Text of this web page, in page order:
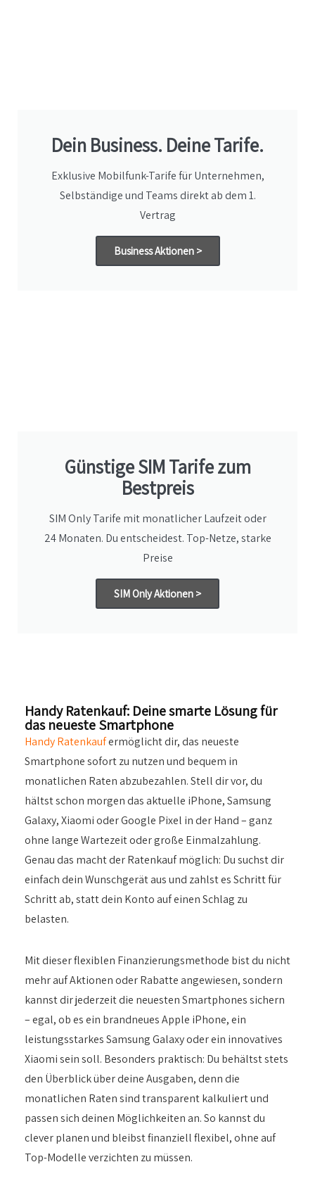
Dein Business. Deine Tarife.
Exklusive Mobilfunk-Tarife für Unternehmen,
Selbständige und Teams direkt ab dem 1.
Vertrag
Business Aktionen >
Günstige SIM Tarife zum
Bestpreis
SIM Only Tarife mit monatlicher Laufzeit oder
24 Monaten. Du entscheidest. Top-Netze, starke
Preise
SIM Only Aktionen >
Handy Ratenkauf: Deine smarte Lösung für
das neueste Smartphone
Handy Ratenkaufermöglicht dir, das neueste
Smartphone sofort zu nutzen und bequem in
monatlichen Raten abzubezahlen. Stell dir vor, du
hältst schon morgen das aktuelle iPhone, Samsung
Galaxy, Xiaomi oder Google Pixel in der Hand – ganz
ohne lange Wartezeit oder große Einmalzahlung.
Genau das macht der Ratenkauf möglich: Du suchst dir
einfach dein Wunschgerät aus und zahlst es Schritt für
Schritt ab, statt dein Konto auf einen Schlag zu
belasten.
Mit dieser flexiblen Finanzierungsmethode bist du nicht
mehr auf Aktionen oder Rabatte angewiesen, sondern
kannst dir jederzeit die neuesten Smartphones sichern
– egal, ob es ein brandneues Apple iPhone, ein
leistungsstarkes Samsung Galaxy oder ein innovatives
Xiaomi sein soll. Besonders praktisch: Du behältst stets
den Überblick über deine Ausgaben, denn die
monatlichen Raten sind transparent kalkuliert und
passen sich deinen Möglichkeiten an. So kannst du
clever planen und bleibst finanziell flexibel, ohne auf
Top-Modelle verzichten zu müssen.